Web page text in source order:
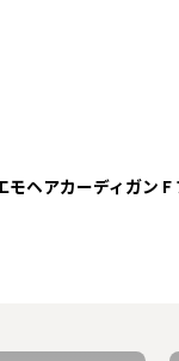
モヘアカーディガ